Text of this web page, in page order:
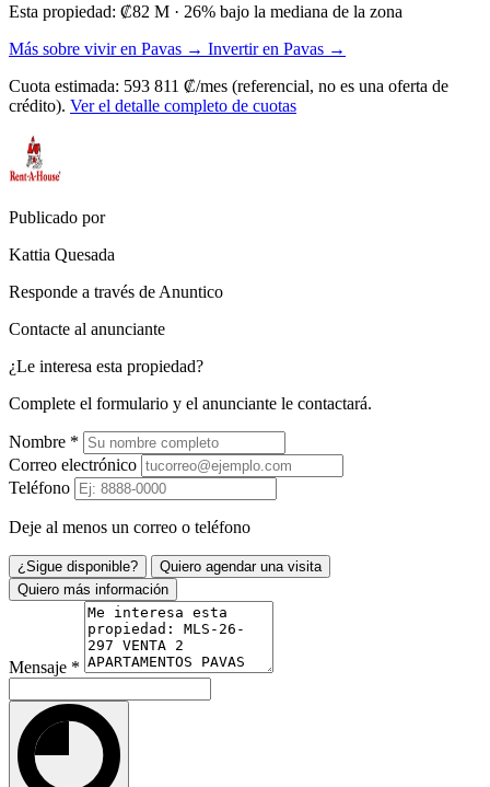
Esta propiedad: ₡82 M · 26% bajo la mediana de la zona
Más sobre vivir en Pavas → Invertir en Pavas →
Cuota estimada: 593 811 ₡/mes (referencial, no es una oferta de
crédito). Ver el detalle completo de cuotas
Publicado por
Kattia Quesada
Responde a través de Anuntico
Contacte al anunciante
¿Le interesa esta propiedad?
Complete el formulario y el anunciante le contactará.
Nombre *
Correo electrónico
Teléfono
Deje al menos un correo o teléfono
¿Sigue disponible?
Quiero agendar una visita
Quiero más información
Mensaje *